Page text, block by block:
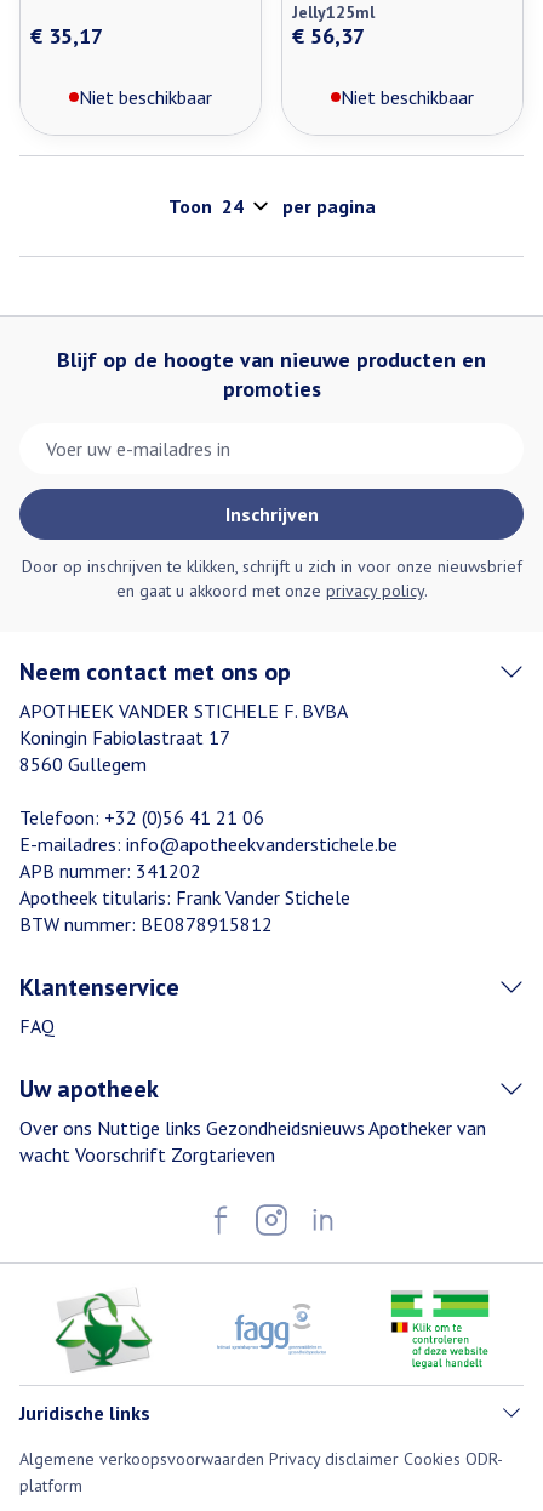
€ 35,17
Niet beschikbaar
Jelly125ml
€ 56,37
Niet beschikbaar
Toon per pagina
Blijf op de hoogte van nieuwe producten en
promoties
Inschrijven
Door op inschrijven te klikken, schrijft u zich in voor onze nieuwsbrief
en gaat u akkoord met onze privacy policy.
Neem contact met ons op
APOTHEEK VANDER STICHELE F. BVBA
Koningin Fabiolastraat 17
8560 Gullegem
Telefoon: +32 (0)56 41 21 06
E-mailadres: info@apotheekvanderstichele.be
APB nummer: 341202
Apotheek titularis: Frank Vander Stichele
BTW nummer: BE0878915812
Klantenservice
FAQ
Uw apotheek
Over ons Nuttige links Gezondheidsnieuws Apotheker van
wacht Voorschrift Zorgtarieven
Juridische links
Algemene verkoopsvoorwaarden Privacy disclaimer Cookies ODR-
platform